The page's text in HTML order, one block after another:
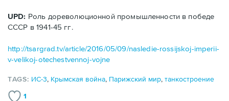
UPD: Роль дореволюционной промышленности в победе
СССР в 1941-45 гг.
http://tsargrad.tv/article/2016/05/09/nasledie-rossijskoj-imperii-
v-velikoj-otechestvennoj-vojne
TAGS: ИС-3, Крымская война, Парижский мир,танкостроение
1